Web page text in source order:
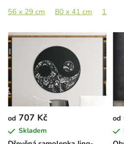
56 x 29 cm 80 x 41 cm 105 x
od 707 Kč
Skladem
od